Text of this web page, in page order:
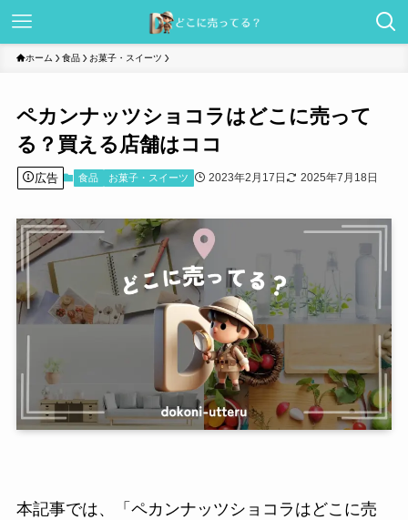
ホーム 食品 お菓子・スイーツ
ペカンナッツショコラはどこに売って
る？買える店舗はココ
広告 食品 お菓子・スイーツ 2023年2月17日 2025年7月18日
本記事では、「ペカンナッツショコラはどこに売